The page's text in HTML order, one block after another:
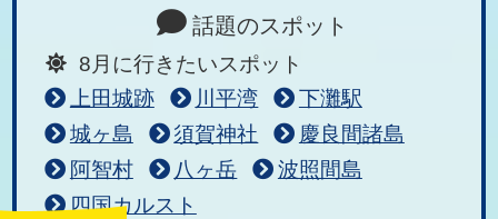
話題のスポット
8月に行きたいスポット
上田城跡
川平湾
下灘駅
城ヶ島
須賀神社
慶良間諸島
阿智村
八ヶ岳
波照間島
四国カルスト